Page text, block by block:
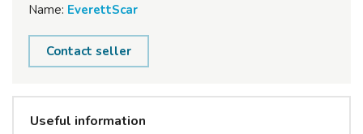
Name: EverettScar
Contact seller
Useful information